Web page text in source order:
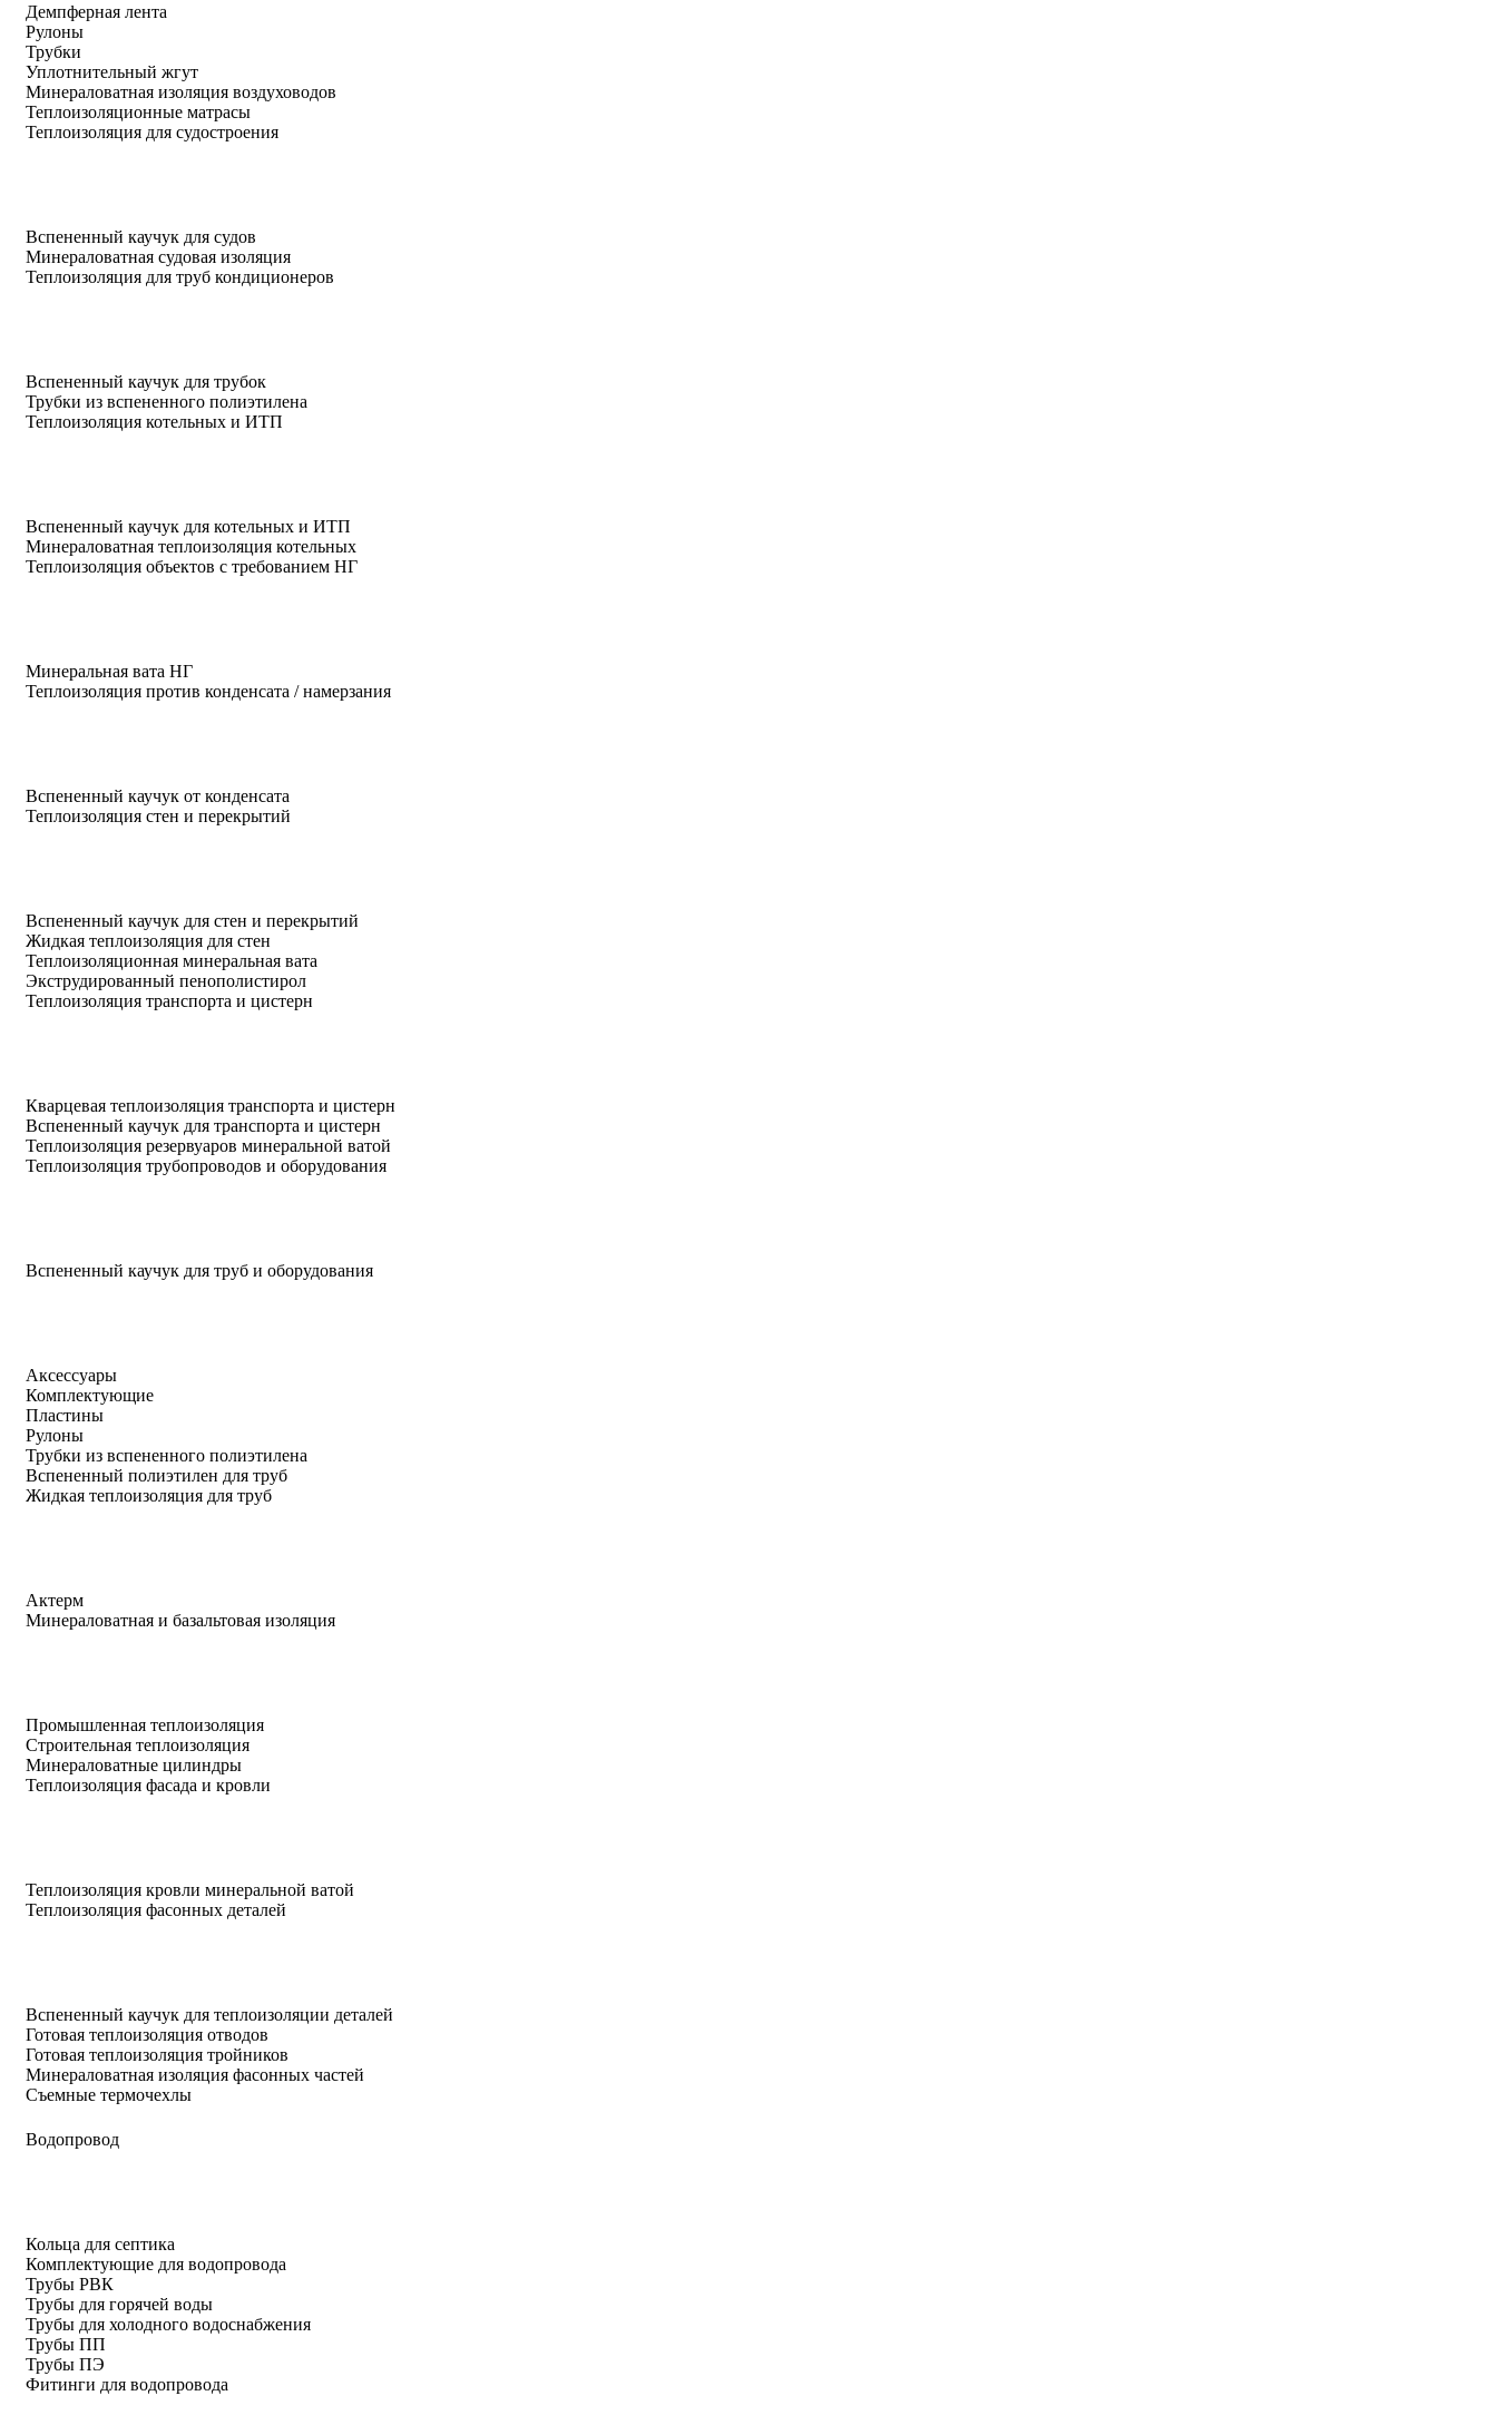
Демпферная лента
Рулоны
Трубки
Уплотнительный жгут
Минераловатная изоляция воздуховодов
Теплоизоляционные матрасы
Теплоизоляция для судостроения
Вспененный каучук для судов
Минераловатная судовая изоляция
Теплоизоляция для труб кондиционеров
Вспененный каучук для трубок
Трубки из вспененного полиэтилена
Теплоизоляция котельных и ИТП
Вспененный каучук для котельных и ИТП
Минераловатная теплоизоляция котельных
Теплоизоляция объектов с требованием НГ
Минеральная вата НГ
Теплоизоляция против конденсата / намерзания
Вспененный каучук от конденсата
Теплоизоляция стен и перекрытий
Вспененный каучук для стен и перекрытий
Жидкая теплоизоляция для стен
Теплоизоляционная минеральная вата
Экструдированный пенополистирол
Теплоизоляция транспорта и цистерн
Кварцевая теплоизоляция транспорта и цистерн
Вспененный каучук для транспорта и цистерн
Теплоизоляция резервуаров минеральной ватой
Теплоизоляция трубопроводов и оборудования
Вспененный каучук для труб и оборудования
Аксессуары
Комплектующие
Пластины
Рулоны
Трубки из вспененного полиэтилена
Вспененный полиэтилен для труб
Жидкая теплоизоляция для труб
Актерм
Минераловатная и базальтовая изоляция
Промышленная теплоизоляция
Строительная теплоизоляция
Минераловатные цилиндры
Теплоизоляция фасада и кровли
Теплоизоляция кровли минеральной ватой
Теплоизоляция фасонных деталей
Вспененный каучук для теплоизоляции деталей
Готовая теплоизоляция отводов
Готовая теплоизоляция тройников
Минераловатная изоляция фасонных частей
Съемные термочехлы
Водопровод
Кольца для септика
Комплектующие для водопровода
Трубы РВК
Трубы для горячей воды
Трубы для холодного водоснабжения
Трубы ПП
Трубы ПЭ
Фитинги для водопровода